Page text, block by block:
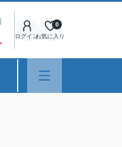
ログインお気に入り
0